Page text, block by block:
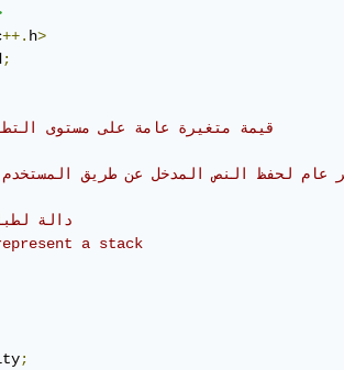
++. h>
;
// دالة
a stack
;